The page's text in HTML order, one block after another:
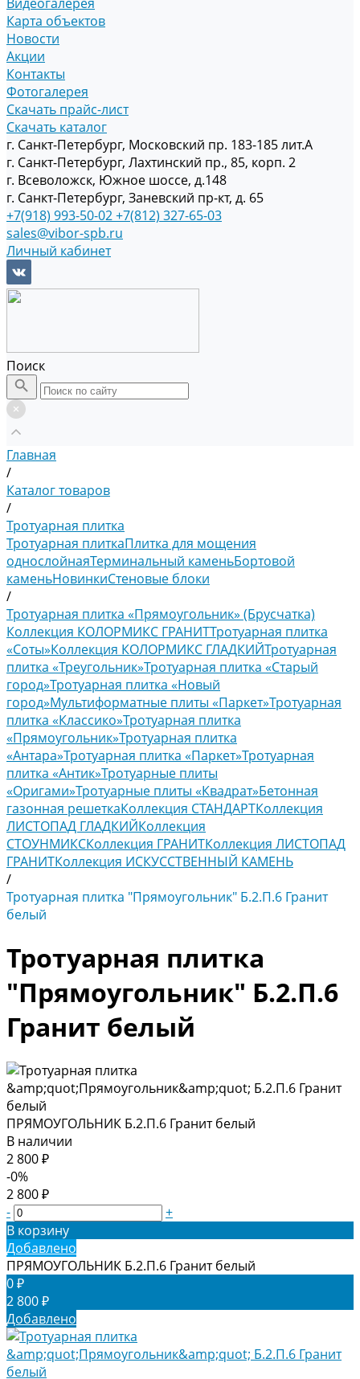
Карта объектов
Новости
Акции
Контакты
Фотогалерея
Скачать прайс-лист
Скачать каталог
г. Санкт-Петербург, Московский пр. 183-185 лит.А
г. Санкт-Петербург, Лахтинский пр., 85, корп. 2
г. Всеволожск, Южное шоссе, д.148
г. Санкт-Петербург, Заневский пр-кт, д. 65
+7(918) 993-50-02+7(812) 327-65-03
sales@vibor-spb.ru
Личный кабинет
Поиск
Главная
/
Каталог товаров
/
Тротуарная плитка
Тротуарная плиткаПлитка для мощения
однослойнаяТерминальный каменьБортовой
каменьНовинкиСтеновые блоки
/
Тротуарная плитка «Прямоугольник» (Брусчатка)
Коллекция КОЛОРМИКС ГРАНИТТротуарная плитка
«Соты»Коллекция КОЛОРМИКС ГЛАДКИЙТротуарная
плитка «Треугольник»Тротуарная плитка «Старый
город»Тротуарная плитка «Новый
город»Мультиформатные плиты «Паркет»Тротуарная
плитка «Классико»Тротуарная плитка
«Прямоугольник»Тротуарная плитка
«Антара»Тротуарная плитка «Паркет»Тротуарная
плитка «Антик»Тротуарные плиты
«Оригами»Тротуарные плиты «Квадрат»Бетонная
газонная решеткаКоллекция СТАНДАРТКоллекция
ЛИСТОПАД ГЛАДКИЙКоллекция
СТОУНМИКСКоллекция ГРАНИТКоллекция ЛИСТОПАД
ГРАНИТКоллекция ИСКУССТВЕННЫЙ КАМЕНЬ
/
Тротуарная плитка "Прямоугольник" Б.2.П.6 Гранит
белый
Тротуарная плитка
"Прямоугольник" Б.2.П.6
Гранит белый
ПРЯМОУГОЛЬНИК Б.2.П.6 Гранит белый
В наличии
2 800 ₽
-0%
2 800 ₽
-
+
В корзину
Добавлено
ПРЯМОУГОЛЬНИК Б.2.П.6 Гранит белый
0 ₽
2 800 ₽
Добавлено